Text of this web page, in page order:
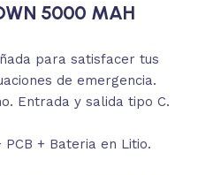
5000 MAH
para satisfacer tus
de emergencia.
Entrada y salida tipo C.
+ Bateria en Litio.